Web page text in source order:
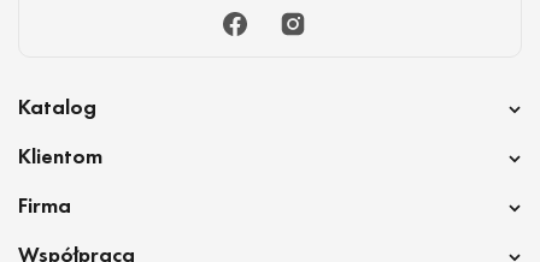
beauty, którzy są zainteresowani oryginalnymi kosmetykami
najlepszych koreańskich marek.
Dlaczego warto kupować kosmetyki
FacebookInstagram
Katalog
Klientom
Firma
Współpraca